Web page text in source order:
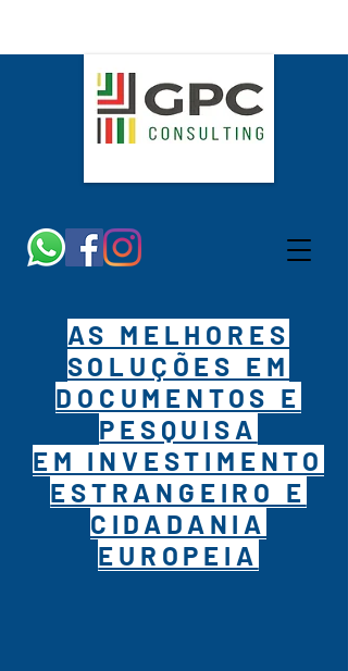
AS MELHORES
SOLUÇÕES EM
DOCUMENTOS E
PESQUISA
EM INVESTIMENTO
ESTRANGEIRO E
CIDADANIA
EUROPEIA